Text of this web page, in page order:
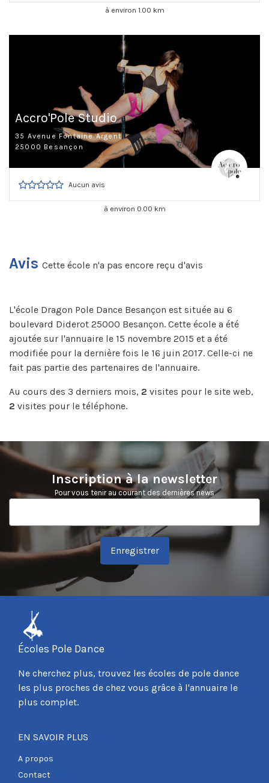
à environ 1.00 km
Accro'Pole Studio
35 Avenue Fontaine Argent
25000 Besançon
Aucun avis
à environ 0.00 km
Avis Cette école n'a pas encore reçu d'avis
L'école Dragon Pole Dance Besançon est située au 6
boulevard Diderot 25000 Besançon. Cette école a été
ajoutée sur l'annuaire le 15 novembre 2015 et a été
modifiée pour la dernière fois le 16 juin 2017. Celle-ci ne
fait pas partie des partenaires de l'annuaire.
Au cours des 3 derniers mois, 2 visites pour le site web,
2 visites pour le téléphone.
Inscription à la newsletter
Pour vous tenir au courant des dernières news
Enregistrer
Écoles Pole Dance
Ne cherchez plus, trouvez les écoles de pole dance
les plus proches de chez vous grâce à l'annuaire le
plus complet.
EN SAVOIR PLUS
A propos
Contact